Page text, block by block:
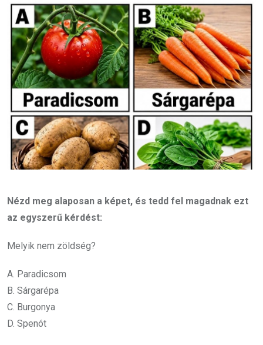
Nézd meg alaposan a képet, és tedd fel magadnak ezt
az egyszerű kérdést:
Melyik nem zöldség?
A. Paradicsom
B. Sárgarépa
C. Burgonya
D. Spenót